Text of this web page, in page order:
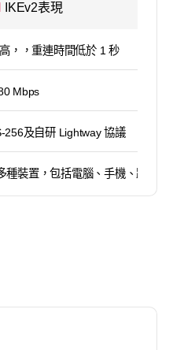
IKEv2表現
，，重連時間低於 1 秒
Mbps
256及自研 Lightway 協議
種裝置，包括電腦、手機、路由器